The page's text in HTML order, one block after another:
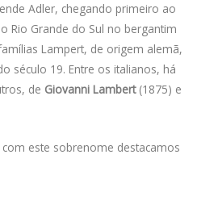
Adler, chegando primeiro ao
Rio Grande do Sul no bergantim
Lampert, de origem alemã,
século 19. Entre os italianos, há
de Giovanni Lambert (1875) e
este sobrenome destacamos